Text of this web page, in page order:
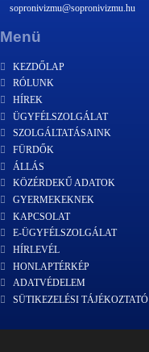
sopronivizmu@sopronivizmu.hu
Menü
KEZDŐLAP
RÓLUNK
HÍREK
ÜGYFÉLSZOLGÁLAT
SZOLGÁLTATÁSAINK
FÜRDŐK
ÁLLÁS
KÖZÉRDEKŰ ADATOK
GYERMEKEKNEK
KAPCSOLAT
E-ÜGYFÉLSZOLGÁLAT
HÍRLEVÉL
HONLAPTÉRKÉP
ADATVÉDELEM
SÜTIKEZELÉSI TÁJÉKOZTATÓ